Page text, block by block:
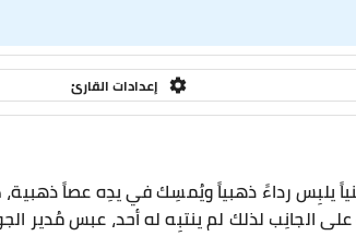
إعدادات القارئ
يلبِس رداءً ذهبياً ويُمسِك في يدِه عصاً
الجانِب لذلك لم ينتبِه له أحد، عبس مُدير